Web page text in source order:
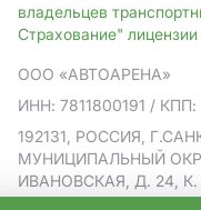
владельцев
Страхование"
ООО «АВТОАРЕНА»
ИНН: 7811800191 / КПП:
192131, РОССИЯ,
МУНИЦИПАЛЬНЫЙ
ИВАНОВСКАЯ, Д. 24,